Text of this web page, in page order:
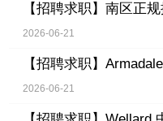
【招聘求职】 南区正
2026-06-21
【招聘求职】
2026-06-21